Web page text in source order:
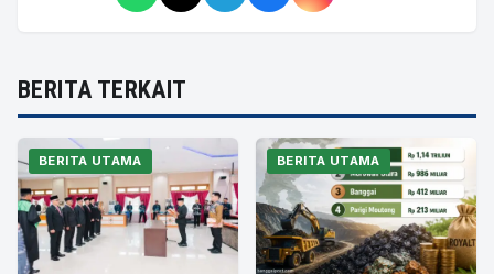
BERITA TERKAIT
BERITA UTAMA BERITA UTAMA